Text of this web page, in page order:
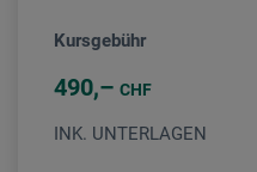
Kursgebühr
490 CHF
INK. UNTERLAGEN